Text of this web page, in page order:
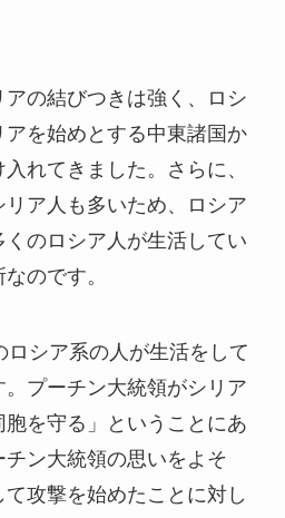
の結びつきは強く、ロシ
を始めとする中東諸国か
れてきました。さらに、
ア人も多いため、ロシア
のロシア人が生活してい
のです。
ロシア系の人が生活をして
プーチン大統領がシリア
を守る」ということにあ
ン大統領の思いをよそ
攻撃を始めたことに対し